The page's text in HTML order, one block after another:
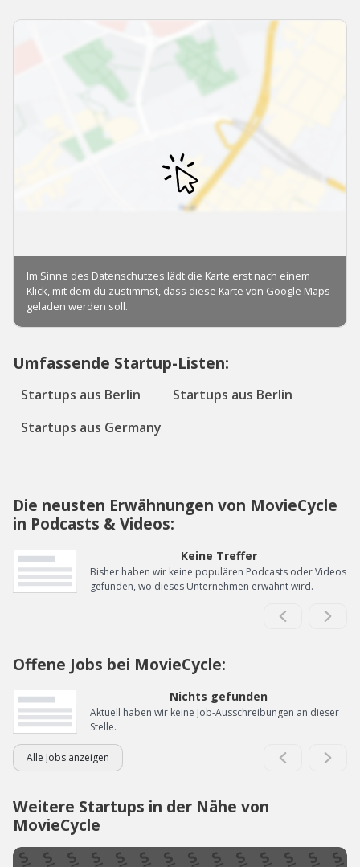
Umfassende Startup-Listen:
Startups aus Berlin
Startups aus Berlin
Startups aus Germany
Die neusten Erwähnungen von MovieCycle
in Podcasts & Videos:
Keine Treffer
Bisher haben wir keine populären Podcasts oder Videos
gefunden, wo dieses Unternehmen erwähnt wird.
Offene Jobs bei MovieCycle:
Nichts gefunden
Aktuell haben wir keine Job-Ausschreibungen an dieser
Stelle.
Alle Jobs anzeigen
Weitere Startups in der Nähe von
MovieCycle